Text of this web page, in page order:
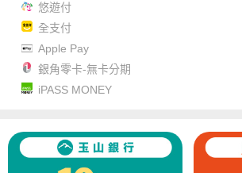
悠遊付
全支付
Apple Pay
銀角零卡-無卡分期
iPASS MONEY